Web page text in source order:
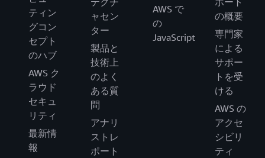
ティン
グコン
セプト
のハブ
AWS ク
ラウド
セキュ
リティ
最新情
報
ャセン
ター
製品と
技術上
のよく
ある質
問
アナリ
ストレ
ポート
AWS で
の
JavaScript
の概要
専門家
による
サポー
トを受
ける
AWS の
アクセ
シビリ
ティ